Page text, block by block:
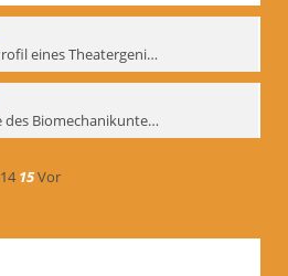
Meyerhold – Profil eines Theatergenies. Vortrag. Arbeitsdemonstration - interne Signatur: BM-prt-203
Die Geschichte des Biomechanikunterrichts im Theater der Satire - interne Signatur: BM-prt-204
14 15Vor